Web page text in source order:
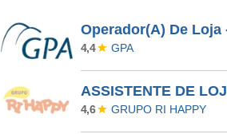
4,4 GPA
4,6 GRUPO RI HAPPY